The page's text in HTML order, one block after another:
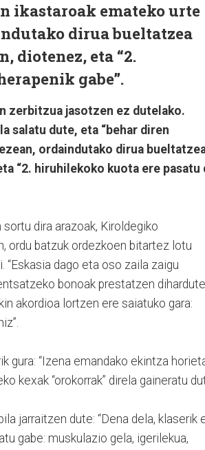
ikastaroak emateko urte
dirua bueltatzea
diotenez, eta “2.
gabe”.
zerbitzua jasotzen ez dutelako.
salatu dute, eta “behar diren
ordaindutako dirua
“2. hiruhilekoko kuota ere pasatu
dira arazoak, Kiroldegiko
ordu batzuk ordezkoen bitartez lotu
dago eta oso zaila zaigu
bonoak prestatzen
akordioa lortzen ere saiatuko gara:
gura: “Izena emandako ekintza
kexak “orokorrak” direla gaineratu
jarraitzen dute: “Dena dela, klaserik
gabe: muskulazio gela, igerilekua,